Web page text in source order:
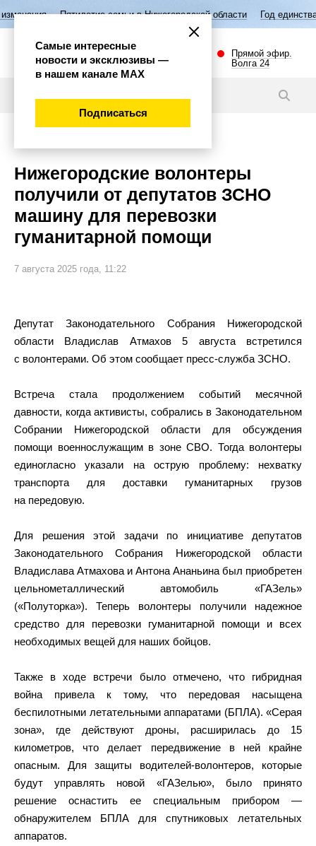
семьи в Нижегородской области Год единства народов
Прямой эфир.
Волга 24
Нижегородские волонтеры
получили от депутатов ЗСНО
машину для перевозки
гуманитарной помощи
7 августа 2025 года, 11:22
Депутат Законодательного Собрания Нижегородской
области Владислав Атмахов 5 августа встретился
с волонтерами. Об этом сообщает пресс-служба ЗСНО.
Встреча стала продолжением событий месячной
давности, когда активисты, собрались в Законодательном
Собрании Нижегородской области для обсуждения
помощи военнослужащим в зоне СВО. Тогда волонтеры
единогласно указали на острую проблему: нехватку
транспорта для доставки гуманитарных грузов
на передовую.
Для решения этой задачи по инициативе депутатов
Законодательного Собрания Нижегородской области
Владислава Атмахова и Антона Ананьина был приобретен
цельнометаллический автомобиль «ГАЗель»
(«Полуторка»). Теперь волонтеры получили надежное
средство для перевозки гуманитарной помощи и всех
необходимых вещей для наших бойцов.
Также в ходе встречи было отмечено, что гибридная
война привела к тому, что передовая насыщена
беспилотными летательными аппаратами (БПЛА). «Серая
зона», где действуют дроны, расширилась до 15
километров, что делает передвижение в ней крайне
опасным. Для защиты водителей-волонтеров, которые
будут управлять новой «ГАЗелью», было принято
решение оснастить ее специальным прибором —
обнаружителем БПЛА для спутниковых летательных
аппаратов.
Самые интересные
новости и эксклюзивы —
в нашем канале МАХ
Подписаться